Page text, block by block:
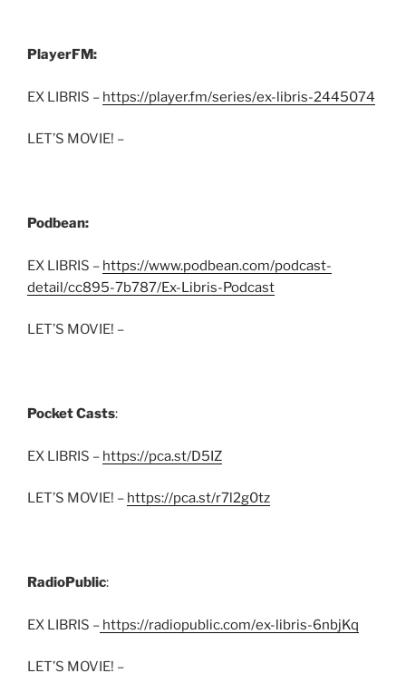
PlayerFM:
EX LIBRIS – https://player.fm/series/ex-libris-2445074
LET’S MOVIE! –
Podbean:
EX LIBRIS – https://www.podbean.com/podcast-
detail/cc895-7b787/Ex-Libris-Podcast
LET’S MOVIE! –
Pocket Casts:
EX LIBRIS – https://pca.st/D5IZ
LET’S MOVIE! – https://pca.st/r7l2g0tz
RadioPublic:
EX LIBRIS – https://radiopublic.com/ex-libris-6nbjKq
LET’S MOVIE! –